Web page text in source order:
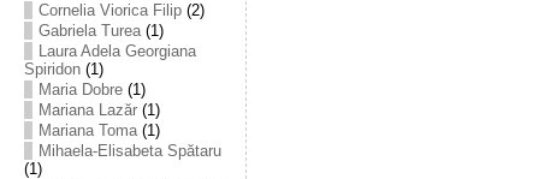
Cornelia Viorica Filip(2)
Gabriela Turea(1)
Laura Adela Georgiana
Spiridon(1)
Maria Dobre(1)
Mariana Lazăr(1)
Mariana Toma(1)
Mihaela-Elisabeta Spătaru
(1)